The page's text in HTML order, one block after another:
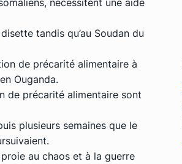
tandis qu’au Soudan du
de précarité alimentaire à
Ouganda.
de précarité alimentaire sont
plusieurs semaines que le
au chaos et à la guerre